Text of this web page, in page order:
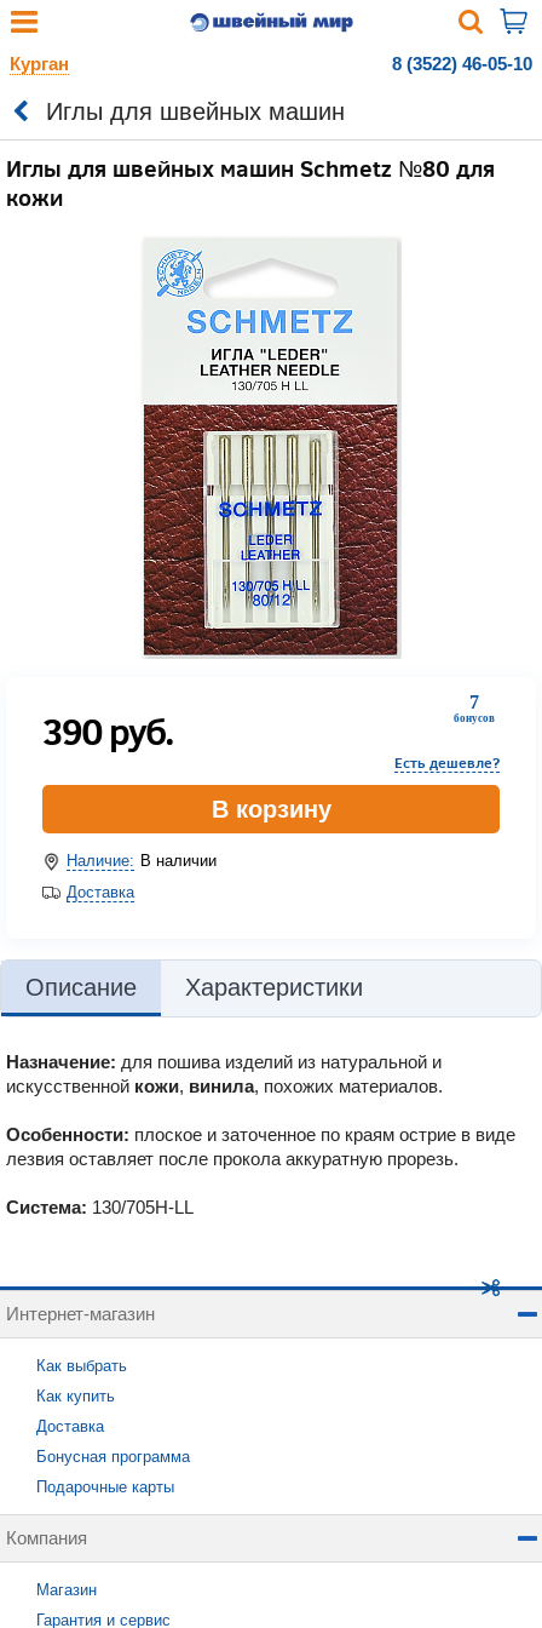
Курган 8 (3522) 46-05-10
Иглы для швейных машин
Иглы для швейных машин Schmetz №80 для
кожи
7
бонусов
390руб.
Есть дешевле?
В корзину
Наличие: В наличии
Доставка
Описание Характеристики
Назначение: для пошива изделий из натуральной и
искусственной кожи, винила, похожих материалов.
Особенности: плоское и заточенное по краям острие в виде
лезвия оставляет после прокола аккуратную прорезь.
Система: 130/705H-LL
Интернет-магазин
Как выбрать
Как купить
Доставка
Бонусная программа
Подарочные карты
Компания
Магазин
Гарантия и сервис